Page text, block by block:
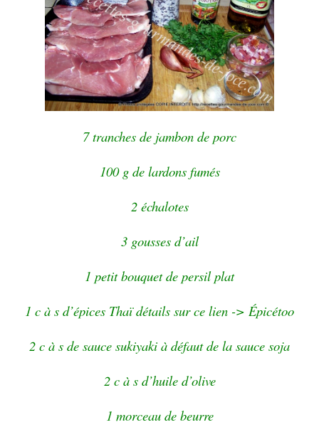
7 tranches de jambon de porc
100 g de lardons fumés
2 échalotes
3 gousses d’ail
1 petit bouquet de persil plat
1 c à s d’épices Thaï détails sur ce lien -> Épicétoo
2 c à s de sauce sukiyaki à défaut de la sauce soja
2 c à s d’huile d’olive
1 morceau de beurre